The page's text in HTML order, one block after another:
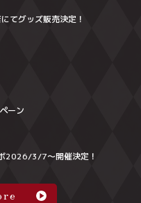
てグッズ販売決定！
ーン
2026/3/7～開催決定！